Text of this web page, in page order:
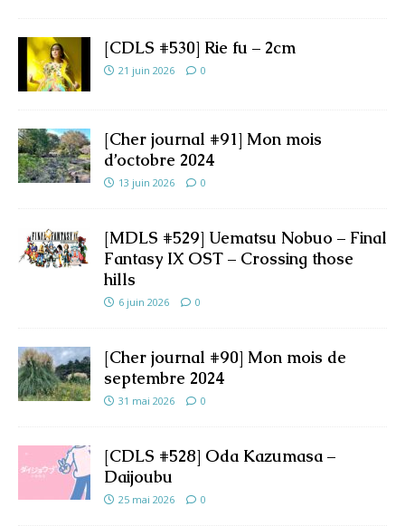
[CDLS #530] Rie fu – 2cm
21 juin 2026 0
[Cher journal #91] Mon mois
d’octobre 2024
13 juin 2026 0
[MDLS #529] Uematsu Nobuo – Final
Fantasy IX OST – Crossing those
hills
6 juin 2026 0
[Cher journal #90] Mon mois de
septembre 2024
31 mai 2026 0
[CDLS #528] Oda Kazumasa –
Daijoubu
25 mai 2026 0